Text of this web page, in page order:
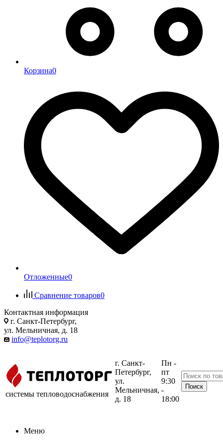
Корзина0
Отложенные0
Сравнение товаров0
Контактная информация
г. Санкт-Петербург,
ул. Мельничная, д. 18
info@teplotorg.ru
системы тепловодоснабжения
г. Санкт-
Петербург,
ул.
Мельничная,
д. 18
Пн -
пт
9:30
-
18:00
Меню